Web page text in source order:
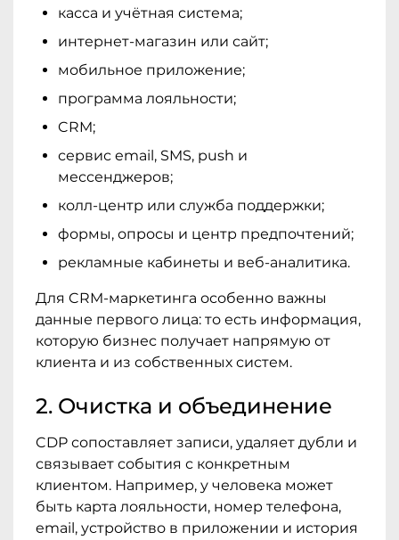
касса и учётная система;
интернет-магазин или сайт;
мобильное приложение;
программа лояльности;
CRM;
сервис email, SMS, push и
мессенджеров;
колл-центр или служба поддержки;
формы, опросы и центр предпочтений;
рекламные кабинеты и веб-аналитика.
Для CRM-маркетинга особенно важны
данные первого лица: то есть информация,
которую бизнес получает напрямую от
клиента и из собственных систем.
2. Очистка и объединение
CDP сопоставляет записи, удаляет дубли и
связывает события с конкретным
клиентом. Например, у человека может
быть карта лояльности, номер телефона,
email, устройство в приложении и история